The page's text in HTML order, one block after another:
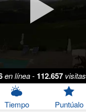
en línea- 112.657 visitas
Tiempo Puntúalo